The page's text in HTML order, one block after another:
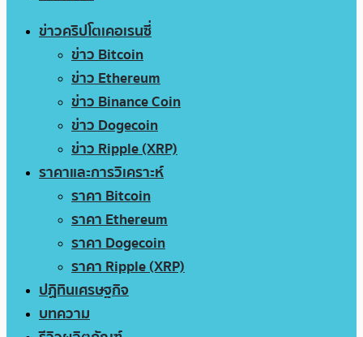
ข่าวคริปโตเคอเรนซี่
ข่าว Bitcoin
ข่าว Ethereum
ข่าว Binance Coin
ข่าว Dogecoin
ข่าว Ripple (XRP)
ราคาและการวิเคราะห์
ราคา Bitcoin
ราคา Ethereum
ราคา Dogecoin
ราคา Ripple (XRP)
ปฏิทินเศรษฐกิจ
บทความ